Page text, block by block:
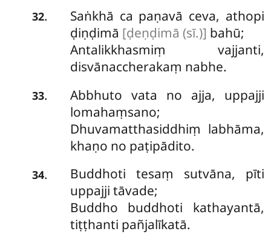
32.
Saṅkhā ca paṇavā ceva, athopi
ḍiṇḍimā [ḍeṇḍimā (sī.)] bahū;
Antalikkhasmiṃ vajjanti,
disvānaccherakaṃ nabhe.
33. Abbhuto vata no ajja, uppajji
lomahaṃsano;
Dhuvamatthasiddhiṃ labhāma,
khaṇo no paṭipādito.
34.
Buddhoti tesaṃ sutvāna, pīti
uppajji tāvade;
Buddho buddhoti kathayantā,
tiṭṭhanti pañjalīkatā.